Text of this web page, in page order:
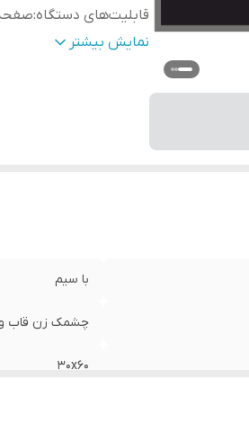
قابلیت‌های دستگاه:
وزن:1000 گرم
نمایش بیشتر
با سیم
چشمک زن قاب ورق گالوانیزه ضد زنگ
30x60